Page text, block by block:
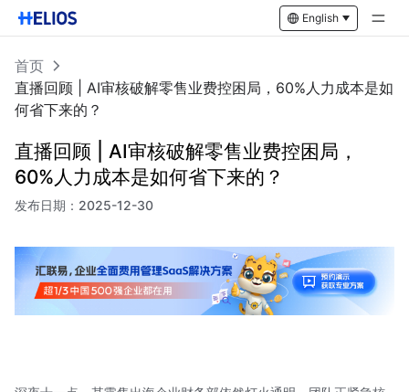
English
首页
直播回顾 | AI审核破解零售业费控困局，60%人力成本是如
何省下来的？
直播回顾 | AI审核破解零售业费控困局，
60%人力成本是如何省下来的？
发布日期： 2025-12-30